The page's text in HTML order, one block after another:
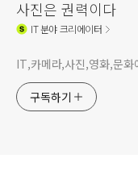
사진은 권력이다
IT분야 크리에이터
IT,카메라,사진,영화,문화
구독하기